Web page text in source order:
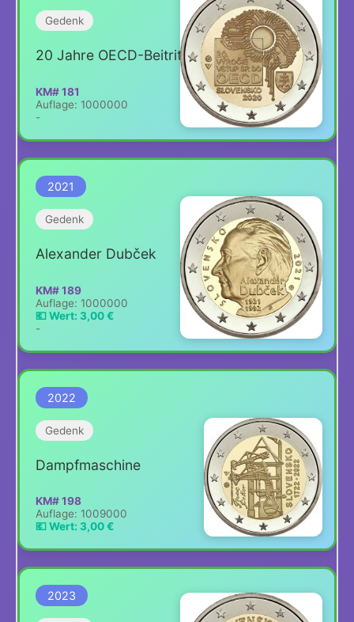
Gedenk
20 Jahre OECD-Beitritt
KM# 181
Auflage: 1000000
-
2021
Gedenk
Alexander Dubček
KM# 189
Auflage: 1000000
💶 Wert: 3,00 €
-
2022
Gedenk
Dampfmaschine
KM# 198
Auflage: 1009000
💶 Wert: 3,00 €
2023